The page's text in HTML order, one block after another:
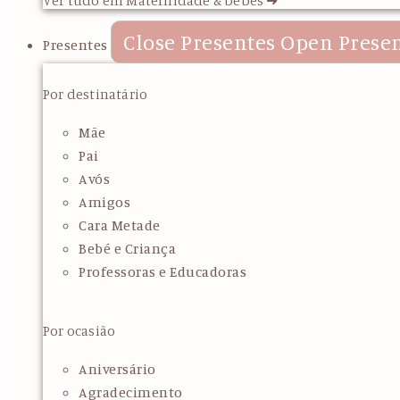
Presentes Close Presentes Open
Por destinatário
Mãe
Pai
Avós
Amigos
Cara Metade
Bebé e Criança
Professoras e Educadoras
Por ocasião
Aniversário
Agradecimento